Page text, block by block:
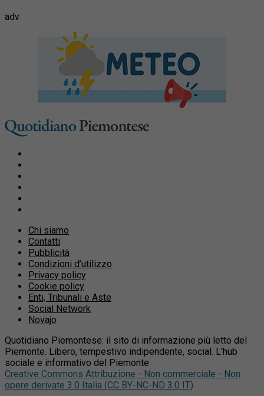
adv
Chi siamo
Contatti
Pubblicità
Condizioni d’utilizzo
Privacy policy
Cookie policy
Enti, Tribunali e Aste
Social Network
Novajo
Quotidiano Piemontese: il sito di informazione più letto del
Piemonte. Libero, tempestivo indipendente, social. L'hub
sociale e informativo del Piemonte
Creative Commons Attribuzione - Non commerciale - Non
opere derivate 3.0 Italia (CC BY-NC-ND 3.0 IT)